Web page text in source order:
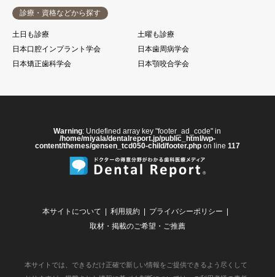
診療・資格などから探す
土日も診療
土曜も診療
日本口腔インプラント学会
日本歯周病学会
日本矯正歯科学会
日本顎咬合学会
Warning: Undefined array key "footer_ad_code" in
/home/miyala/dentalreport.jp/public_html/wp-
content/themes/gensen_tcd050-child/footer.php on line 117
本サイトについて 利用規約
プライバシーポリシー
取材・掲載のご希望・ご推薦
本サイトでは、できるだけ正確で新しい情報をご提供できるよう尽くして